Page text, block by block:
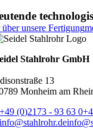
über unsere Fertigung
Stahlrohr GmbH
13
Monheim am
+49 (0)2173 - 93 63 0
info@stahlrohr.de